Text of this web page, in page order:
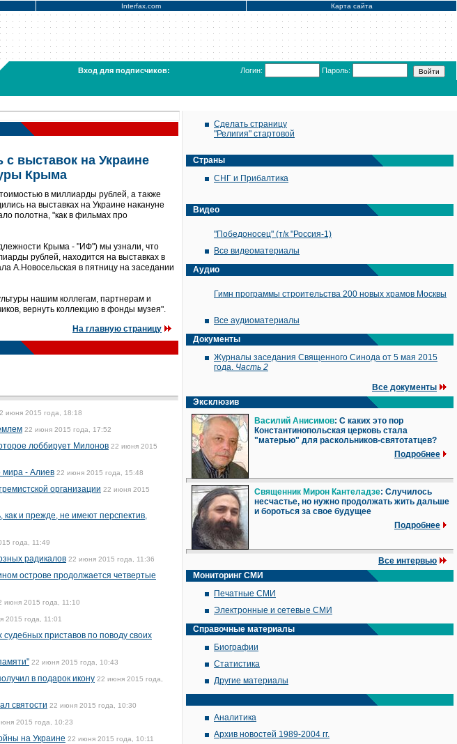
Interfax.com Карта сайта
Вход для подписчиков: Логин: Пароль:
выставок на Украине
Крыма
в миллиарды рублей, а также
на выставках на Украине накануне
полотна, "как в фильмах про
Крыма - "ИФ") мы узнали, что
рублей, находится на выставках в
А.Новосельская в пятницу на заседании
нашим коллегам, партнерам и
вернуть коллекцию в фонды музея".
На главную страницу
июня 2015 года, 18:18
22 июня 2015 года, 17:52
лоббирует Милонов 22 июня 2015
мира - Алиев 22 июня 2015 года, 15:48
организации 22 июня 2015
как и прежде, не имеют перспектив,
года, 11:49
радикалов 22 июня 2015 года, 11:36
острове продолжается четвертые
июня 2015 года, 11:10
2015 года, 11:01
судебных приставов по поводу своих
22 июня 2015 года, 10:43
в подарок икону 22 июня 2015 года,
святости 22 июня 2015 года, 10:30
2015 года, 10:23
на Украине 22 июня 2015 года, 10:11
Сделать страницу
"Религия" стартовой
Страны
СНГ и Прибалтика
Видео
"Победоносец" (т/к "Россия-1)
Все видеоматериалы
Аудио
Гимн программы строительства 200 новых храмов Москвы
Все аудиоматериалы
Документы
Журналы заседания Священного Синода от 5 мая 2015
года. Часть 2
Все документы
Эксклюзив
Василий Анисимов: С каких это пор
Константинопольская церковь стала
"матерью" для раскольников-святотатцев?
Подробнее
Священник Мирон Кантеладзе: Случилось
несчастье, но нужно продолжать жить дальше
и бороться за свое будущее
Подробнее
Все интервью
Мониторинг СМИ
Печатные СМИ
Электронные и сетевые СМИ
Справочные материалы
Биографии
Статистика
Другие материалы
Аналитика
Архив новостей 1989-2004 гг.